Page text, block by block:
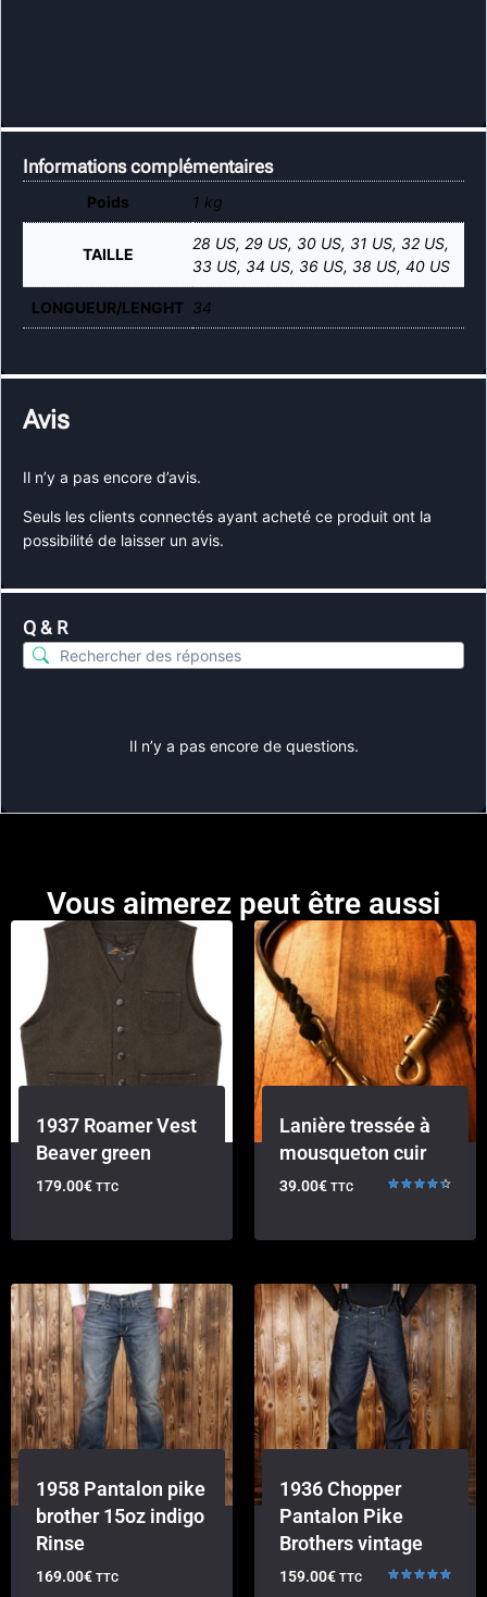
Informations complémentaires
Poids 1 kg
TAILLE
28 US, 29 US, 30 US, 31 US, 32 US,
33 US, 34 US, 36 US, 38 US, 40 US
LONGUEUR/LENGHT 34
Avis
Il n’y a pas encore d’avis.
Seuls les clients connectés ayant acheté ce produit ont la
possibilité de laisser un avis.
Q & R
Il n’y a pas encore de questions.
Vous aimerez peut être aussi
1937 Roamer Vest
Beaver green
179.00€ TTC
Lanière tressée à
mousqueton cuir
39.00€ TTC
1958 Pantalon pike
brother 15oz indigo
Rinse
169.00€ TTC
1936 Chopper
Pantalon Pike
Brothers vintage
159.00€ TTC